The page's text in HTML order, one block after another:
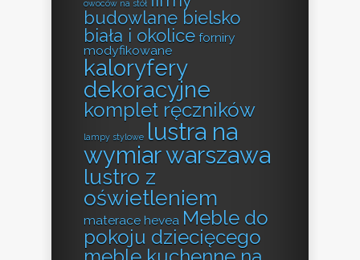
owoców na stół
budowlane bielsko
biała i okolice forniry
modyfikowane
kaloryfery
dekoracyjne
komplet ręczników
lampy stylowe lustra na
wymiar warszawa
lustro z
oświetleniem
materace hevea Meble do
pokoju dziecięcego